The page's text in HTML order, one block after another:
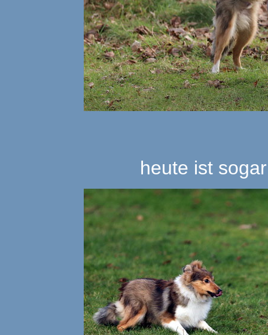
heute ist